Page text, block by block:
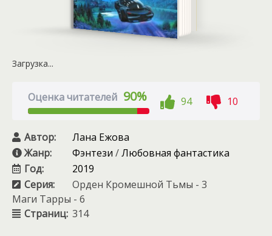
Загрузка...
Оценка читателей 90% 94 10
Автор:
Лана Ежова
Жанр:
Фэнтези /Любовная фантастика
Год:
2019
Серия:
Орден Кромешной Тьмы - 3
Маги Тарры - 6
Страниц: 314